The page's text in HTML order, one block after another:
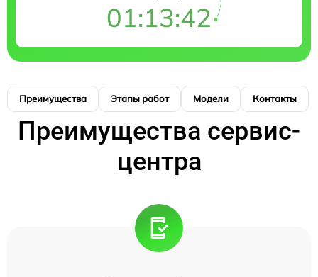
01:13:41
Преимущества Этапы работ Модели Контакты
Преимущества сервис-
центра